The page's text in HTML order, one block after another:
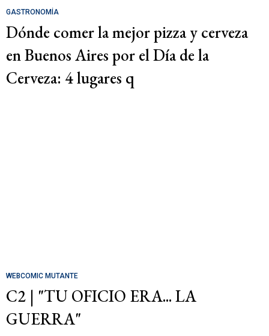
GASTRONOMÍA
Dónde comer la mejor pizza y cerveza
en Buenos Aires por el Día de la
Cerveza: 4 lugares q
WEBCOMIC MUTANTE
C2 | "TU OFICIO ERA... LA
GUERRA"